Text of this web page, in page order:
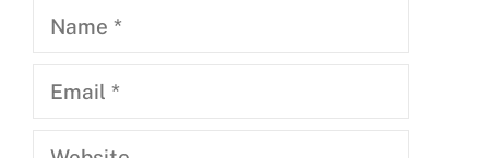
Name
Email
Website